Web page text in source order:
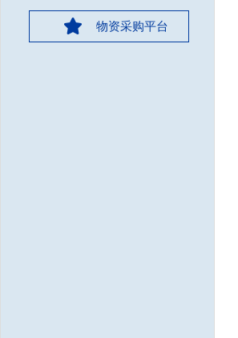
物资采购平台